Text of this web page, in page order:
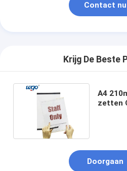
Contact nu
Krijg De Beste
A4
zetten
Doorgaan